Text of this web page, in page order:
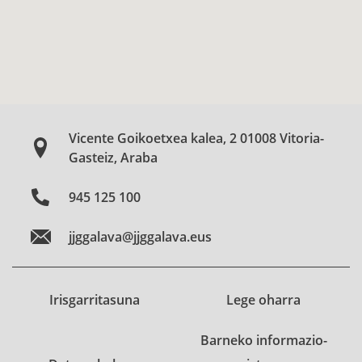
Vicente Goikoetxea kalea, 2 01008 Vitoria-
Gasteiz, Araba
945 125 100
jjggalava@jjggalava.eus
Irisgarritasuna Lege oharra
Barneko informazio-